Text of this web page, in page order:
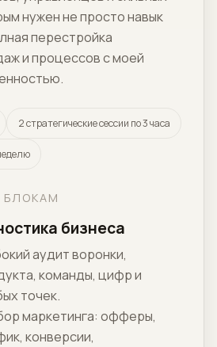
нужен не просто навык
перестройка
и процессов с моей
2 стратегические сессии по 3 часа
бизнеса
аудит воронки,
команды, цифр и
точек.
маркетинга: офферы,
конверсии,